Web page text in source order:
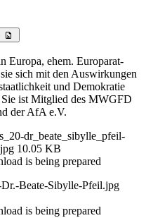
Europa, ehem. Europarat-
sich mit den Auswirkungen
und Demokratie
ist Mitglied des MWGFD
der AfA e.V.
dr_beate_sibylle_pfeil-
10.05 KB
is being prepared
Beate-Sibylle-Pfeil.jpg
is being prepared